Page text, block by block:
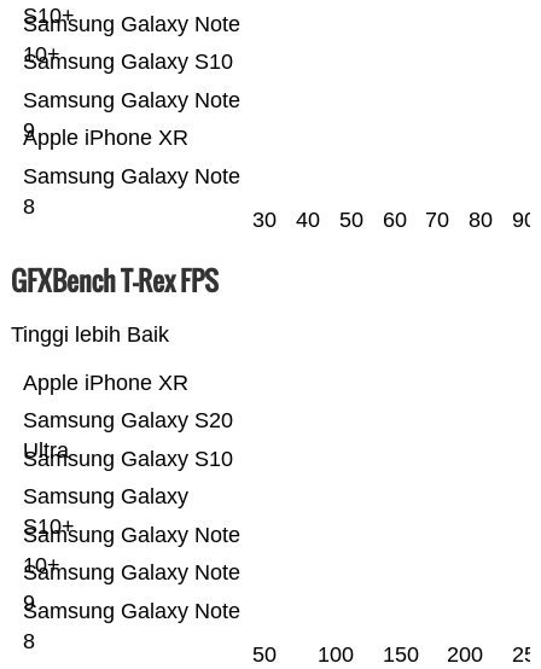
Samsung Galaxy Note
8
Apple iPhone XR
Samsung Galaxy Note
9
Samsung Galaxy S10
Samsung Galaxy Note
10+
S10+
30 40 50 60 70 80 90
GFXBench T-Rex FPS
Tinggi lebih Baik
Samsung Galaxy Note
8
Samsung Galaxy Note
9
Samsung Galaxy Note
10+
Samsung Galaxy
S10+
Samsung Galaxy S10
Samsung Galaxy S20
Ultra
Apple iPhone XR
50 100 150 200